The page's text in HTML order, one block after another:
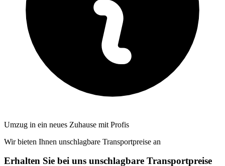
Umzug in ein neues Zuhause mit Profis
Wir bieten Ihnen unschlagbare Transportpreise an
Erhalten Sie bei uns unschlagbare Transportpreise